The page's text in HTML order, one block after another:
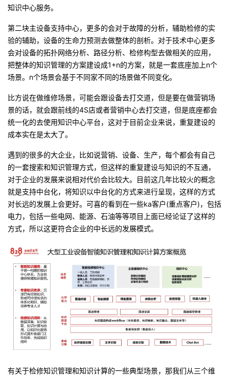
知识中心服务。
第二块主设备支持中心，更多的会对于故障的分析，辅助检修的实
验的辅助，设备的生命力预测去做整体的剖析。对于技术中心更多
会对设备的拓扑网络分析、路径分析、检修构型去做相关的应用，
把整体的知识管理的方案建设成1+n的方案，就是一套底座加上n个
场景。n个场景会基于不同家不同的场景做不同变化。
比方说在做维修场景，可能会跟设备去打交道，但是要在做营销场
景的话，就会跟前线的4S店或者营销中心去打交道，但是底座都会
统一化的去使用知识中心平台，这对于目前企业来说，重复建设的
成本实在是太大了。
遇到的很多的大企业，比如说营销、设备、生产，每个都会有自己
的一套搜索和知识管理方式，但这样的重复建设与知识的不互通，
对于企业的发展来说相对代价会比较大。目前这几年比较火的概念
就是支持中台化，将知识以中台化的方式来进行呈现，这样的方式
对长远的发展上会更好。可喜的看到在一些ka客户(重点客户)，包括
电力，包括一些电网、能源、石油等等项目上面已经论证了这样的
方式，所以这更符合企业的中长远的发展模式。
有关于检修知识管理和知识计算的一些典型场景，那我们从三个维